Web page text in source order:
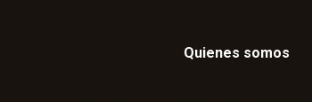
Quienes somos